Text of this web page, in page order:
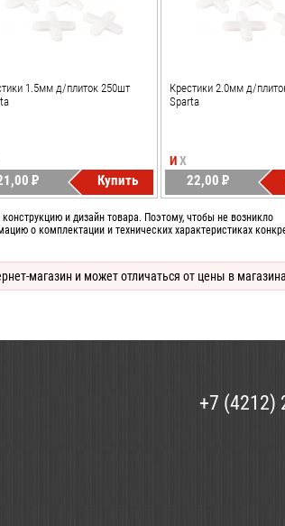
1.5мм д/плиток 250шт
P
УБ.
Купить
Крестики 2.0мм д/
Sparta
И Х
22,00P
УБ.
и дизайн товара. Поэтому, чтобы не возникло
о комплектации и технических характеристиках
магазин и может отличаться от цены в
+7 (4212)